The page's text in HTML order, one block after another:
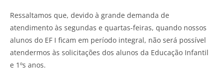
Ressaltamos que, devido à grande demanda de
atendimento às segundas e quartas-feiras, quando nossos
alunos do EF I ficam em período integral, não será possível
atendermos às solicitações dos alunos da Educação Infantil
e 1ºs anos.